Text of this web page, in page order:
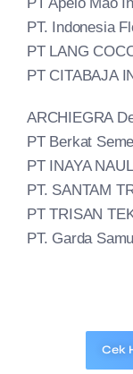
PT Apelo Mao
PT. Indonesia
PT LANG
PT CITABAJA
ARCHIEGRA
PT Berkat
PT INAYA
PT. SANTAM
PT TRISAN
PT. Garda
Cek